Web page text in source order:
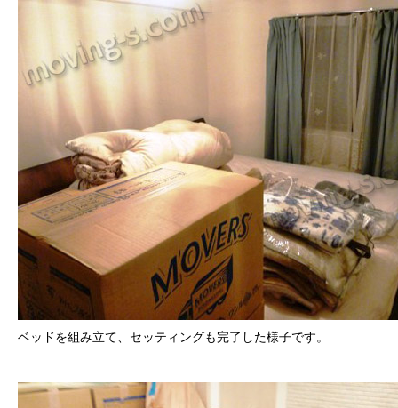
ベッドを組み立て、セッティングも完了した様子です。